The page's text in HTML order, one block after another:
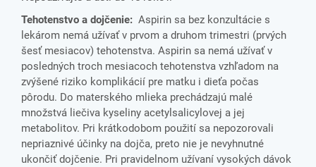
Tehotenstvo a dojčenie: Aspirin sa bez konzultácie s
lekárom nemá užívať v prvom a druhom trimestri (prvých
šesť mesiacov) tehotenstva. Aspirin sa nemá užívať v
posledných troch mesiacoch tehotenstva vzhľadom na
zvýšené riziko komplikácií pre matku i dieťa počas
pôrodu. Do materského mlieka prechádzajú malé
množstvá liečiva kyseliny acetylsalicylovej a jej
metabolitov. Pri krátkodobom použití sa nepozorovali
nepriaznivé účinky na dojča, preto nie je nevyhnutné
ukončiť dojčenie. Pri pravidelnom užívaní vysokých dávok